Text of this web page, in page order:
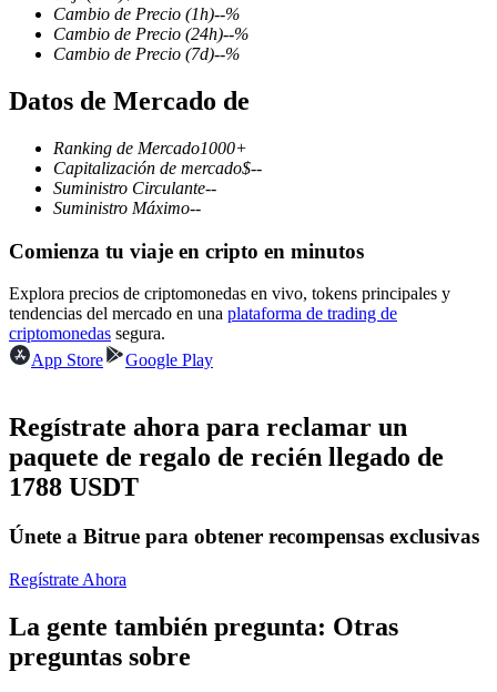
TradFi
primas
Futuros del USDC
Futuros que utilizan USDC como garantía
Copiar Trading
Únete a los mejores traders
Cambio de Precio (1h)--%
Cambio de Precio (24h)--%
Cambio de Precio (7d)--%
Datos de Mercado de
Ranking de Mercado1000+
Capitalización de mercado$--
Suministro Circulante--
Suministro Máximo--
Comienza tu viaje en cripto en minutos
Explora precios de criptomonedas en vivo, tokens principales y
tendencias del mercado en una plataforma de trading de
criptomonedas segura.
App Store
Google Play
Regístrate ahora para reclamar un
paquete de regalo de recién llegado de
1788 USDT
Únete a Bitrue para obtener recompensas exclusivas
Regístrate Ahora
La gente también pregunta: Otras
preguntas sobre